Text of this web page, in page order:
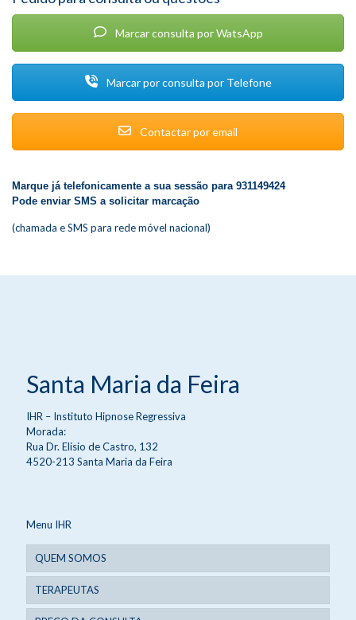
Marcar consulta por WatsApp
Marcar por consulta por Telefone
Contactar por email
Marque já telefonicamente a sua sessão para 931149424
Pode enviar SMS a solicitar marcação
(chamada e SMS para rede móvel nacional)
Santa Maria da Feira
IHR – Instituto Hipnose Regressiva
Morada:
Rua Dr. Elisio de Castro, 132
4520-213 Santa Maria da Feira
Menu IHR
QUEM SOMOS
TERAPEUTAS